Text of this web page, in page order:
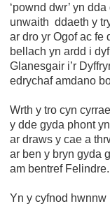
‘pownd dwr’ yn
unwaith ddaeth y
ar dro yr Ogof ac fe
bellach yn ardd i
Glanesgair i’r
edrychaf amdano
Wrth y tro cyn
y dde gyda phont
ar draws y cae a
ar ben y bryn gyda
am bentref Felindre.
Yn y cyfnod